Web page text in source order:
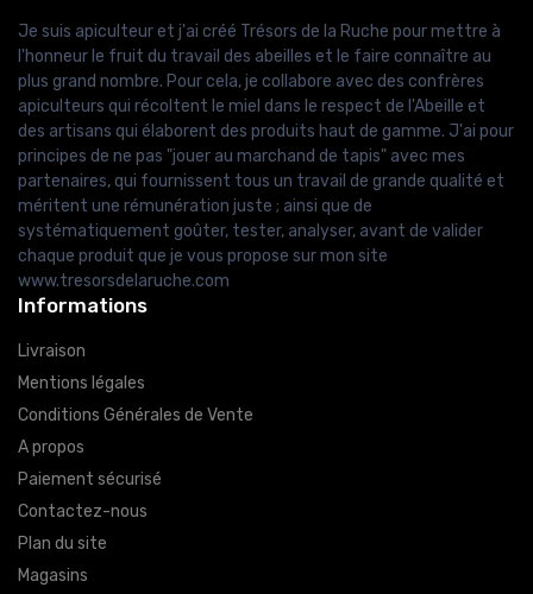
Je suis apiculteur et j'ai créé Trésors de la Ruche pour mettre à
l'honneur le fruit du travail des abeilles et le faire connaître au
plus grand nombre. Pour cela, je collabore avec des confrères
apiculteurs qui récoltent le miel dans le respect de l'Abeille et
des artisans qui élaborent des produits haut de gamme. J'ai pour
principes de ne pas "jouer au marchand de tapis" avec mes
partenaires, qui fournissent tous un travail de grande qualité et
méritent une rémunération juste ; ainsi que de
systématiquement goûter, tester, analyser, avant de valider
chaque produit que je vous propose sur mon site
www.tresorsdelaruche.com
Informations
Livraison
Mentions légales
Conditions Générales de Vente
A propos
Paiement sécurisé
Contactez-nous
Plan du site
Magasins